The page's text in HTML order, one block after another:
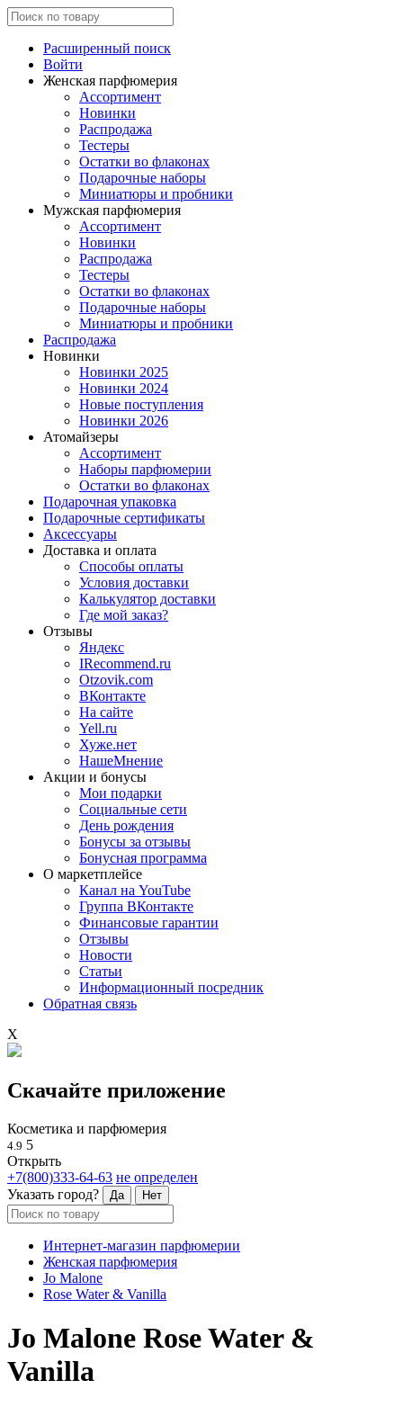
Расширенный поиск
Войти
Женская парфюмерия
Ассортимент
Новинки
Распродажа
Тестеры
Остатки во флаконах
Подарочные наборы
Миниатюры и пробники
Мужская парфюмерия
Ассортимент
Новинки
Распродажа
Тестеры
Остатки во флаконах
Подарочные наборы
Миниатюры и пробники
Распродажа
Новинки
Новинки 2025
Новинки 2024
Новые поступления
Новинки 2026
Атомайзеры
Ассортимент
Наборы парфюмерии
Остатки во флаконах
Подарочная упаковка
Подарочные сертификаты
Аксессуары
Доставка и оплата
Способы оплаты
Условия доставки
Калькулятор доставки
Где мой заказ?
Отзывы
Яндекс
IRecommend.ru
Otzovik.com
ВКонтакте
На сайте
Yell.ru
Хуже.нет
НашеМнение
Акции и бонусы
Мои подарки
Социальные сети
День рождения
Бонусы за отзывы
Бонусная программа
О маркетплейсе
Канал на YouTube
Группа ВКонтакте
Финансовые гарантии
Отзывы
Новости
Статьи
Информационный посредник
Обратная связь
X
Скачайте приложение
Косметика и парфюмерия
4.9 5
Открыть
+7(800)333-64-63 не определен
Указать город?
Да Нет
Интернет-магазин парфюмерии
Женская парфюмерия
Jo Malone
Rose Water & Vanilla
Jo Malone Rose Water &
Vanilla